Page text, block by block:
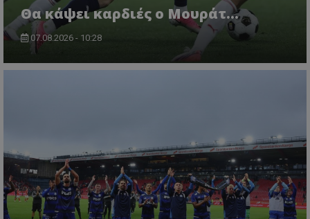
Θα κάψει καρδιές ο Μουράτ…
07.08.2026 - 10:28